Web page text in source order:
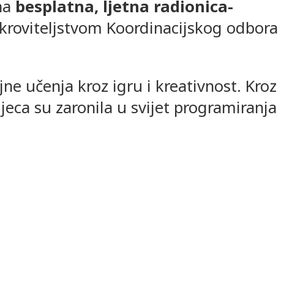
besplatna, ljetna radionica-
Koordinacijskog odbora
učenja kroz igru i kreativnost. Kroz
su zaronila u svijet programiranja